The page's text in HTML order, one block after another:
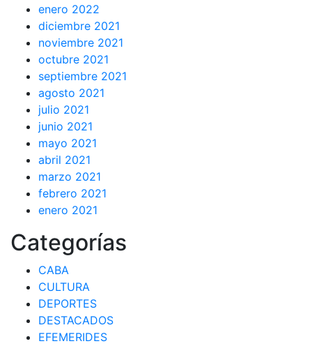
enero 2022
diciembre 2021
noviembre 2021
octubre 2021
septiembre 2021
agosto 2021
julio 2021
junio 2021
mayo 2021
abril 2021
marzo 2021
febrero 2021
enero 2021
Categorías
CABA
CULTURA
DEPORTES
DESTACADOS
EFEMERIDES